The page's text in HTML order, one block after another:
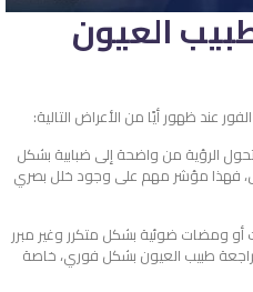
العيون
عند ظهور أيًا من الأعراض التالية:
الرؤية من واضحة إلى ضبابية بشكل
فهذا مؤشر مهم على وجود خلل بصري
ومضات ضوئية بشكل متكرر وغير مبرر
طبيب العيون بشكل فوري، خاصة